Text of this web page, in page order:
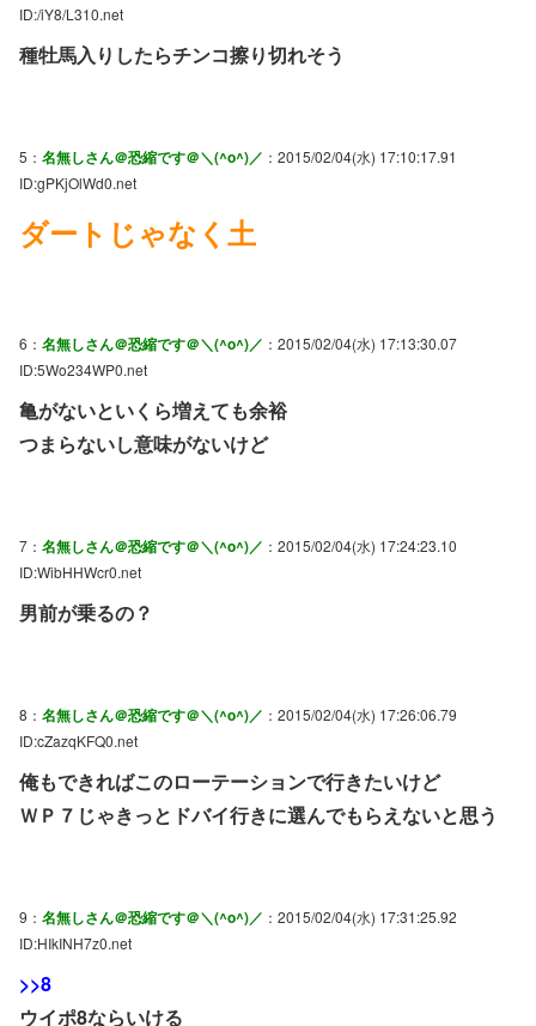
ID:/iY8/L310.net
種牡馬入りしたらチンコ擦り切れそう
5： 名無しさん＠恐縮です＠＼(^o^)／ ：2015/02/04(水) 17:10:17.91
ID:gPKjOlWd0.net
ダートじゃなく土
6： 名無しさん＠恐縮です＠＼(^o^)／ ：2015/02/04(水) 17:13:30.07
ID:5Wo234WP0.net
亀がないといくら増えても余裕
つまらないし意味がないけど
7： 名無しさん＠恐縮です＠＼(^o^)／ ：2015/02/04(水) 17:24:23.10
ID:WibHHWcr0.net
男前が乗るの？
8： 名無しさん＠恐縮です＠＼(^o^)／ ：2015/02/04(水) 17:26:06.79
ID:cZazqKFQ0.net
俺もできればこのローテーションで行きたいけど
ＷＰ７じゃきっとドバイ行きに選んでもらえないと思う
9： 名無しさん＠恐縮です＠＼(^o^)／ ：2015/02/04(水) 17:31:25.92
ID:HIkINH7z0.net
>>8
ウイポ8ならいける